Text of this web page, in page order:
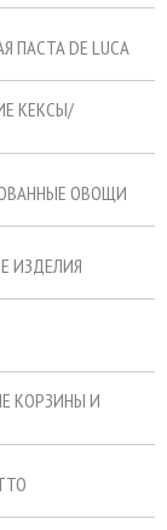
ПАСТА DE LUCA
КЕКСЫ/
ОВОЩИ
ИЗДЕЛИЯ
КОРЗИНЫ И